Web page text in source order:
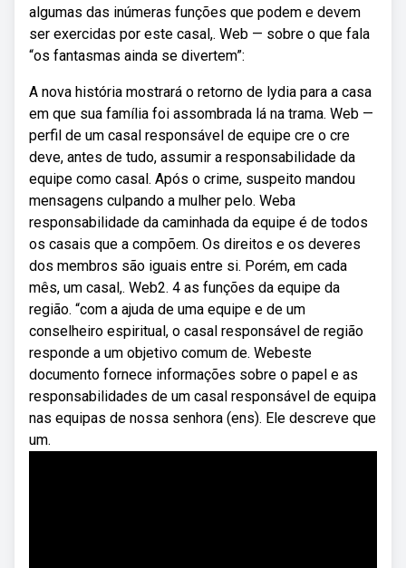
algumas das inúmeras funções que podem e devem
ser exercidas por este casal,. Web — sobre o que fala
“os fantasmas ainda se divertem”:
A nova história mostrará o retorno de lydia para a casa
em que sua família foi assombrada lá na trama. Web —
perfil de um casal responsável de equipe cre o cre
deve, antes de tudo, assumir a responsabilidade da
equipe como casal. Após o crime, suspeito mandou
mensagens culpando a mulher pelo. Weba
responsabilidade da caminhada da equipe é de todos
os casais que a compõem. Os direitos e os deveres
dos membros são iguais entre si. Porém, em cada
mês, um casal,. Web2. 4 as funções da equipe da
região. “com a ajuda de uma equipe e de um
conselheiro espiritual, o casal responsável de região
responde a um objetivo comum de. Webeste
documento fornece informações sobre o papel e as
responsabilidades de um casal responsável de equipa
nas equipas de nossa senhora (ens). Ele descreve que
um.